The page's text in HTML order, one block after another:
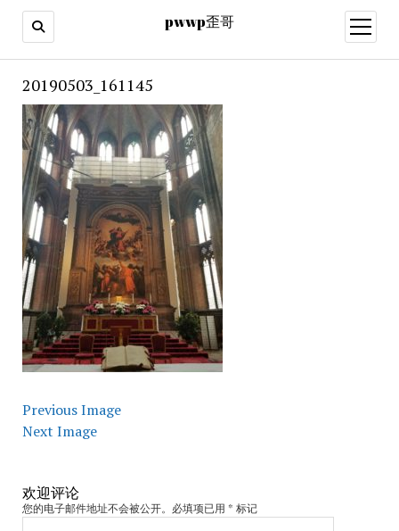
pwwp歪哥
open
menu
20190503_161145
Previous Image
Next Image
欢迎评论
您的电子邮件地址不会被公开。必填项已用 * 标记